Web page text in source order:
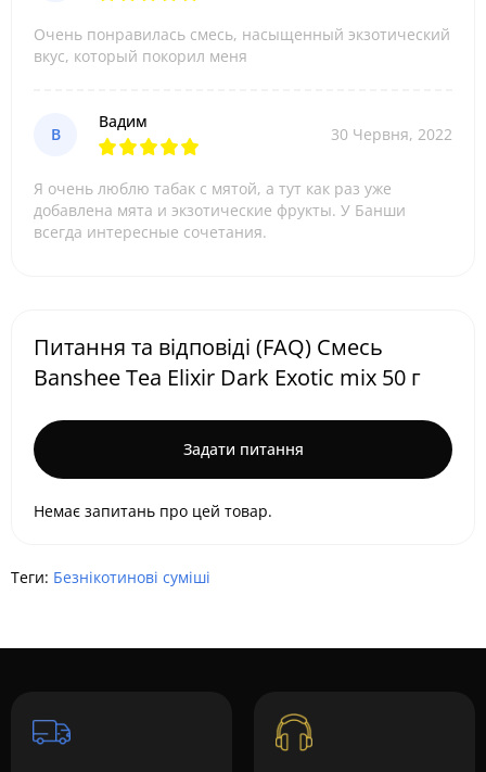
Очень понравилась смесь, насыщенный экзотический
вкус, который покорил меня
В
Вадим
30 Червня, 2022
Я очень люблю табак с мятой, а тут как раз уже
добавлена мята и экзотические фрукты. У Банши
всегда интересные сочетания.
Питання та відповіді (FAQ) Смесь
Banshee Tea Elixir Dark Exotic mix 50 г
Задати питання
Немає запитань про цей товар.
Теги: Безнікотинові суміші